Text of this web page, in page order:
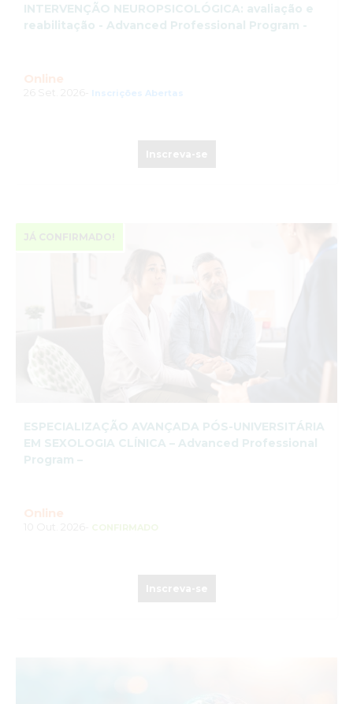
INTERVENÇÃO NEUROPSICOLÓGICA: avaliação e
reabilitação - Advanced Professional Program -
Online
Inscrições Abertas
JÁ CONFIRMADO!
ESPECIALIZAÇÃO AVANÇADA PÓS-UNIVERSITÁRIA
EM SEXOLOGIA CLÍNICA – Advanced Professional
Program –
Online
CONFIRMADO